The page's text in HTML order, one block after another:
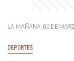
LA MAÑANA 06 DE
DEPORTES